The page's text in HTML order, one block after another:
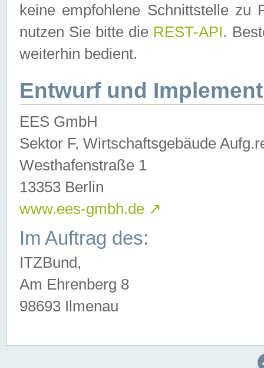
keine empfohlene Schnittstelle zu
nutzen Sie bitte die REST-API.
weiterhin bedient.
Entwurf und
EES GmbH
Sektor F, Wirtschaftsgebäude
Westhafenstraße 1
13353 Berlin
www.ees-gmbh.de ↗
Im Auftrag des:
ITZBund,
Am Ehrenberg 8
98693 Ilmenau